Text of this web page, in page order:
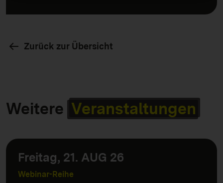
Zurück zur Übersicht
Weitere Veranstaltungen
Freitag, 21. AUG 26
Webinar-Reihe